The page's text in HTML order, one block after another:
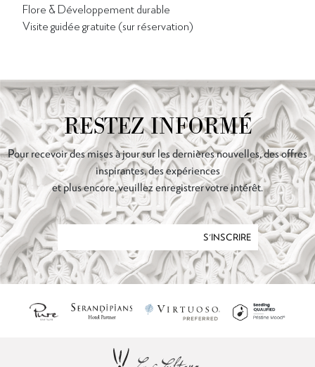
Flore & Développement durable
Visite guidée gratuite (sur réservation)
RESTEZ INFORMÉ
Pour recevoir des mises à jour sur les dernières nouvelles, des offres
inspirantes, des expériences
et plus encore, veuillez enregistrer votre intérêt.
S'INSCRIRE